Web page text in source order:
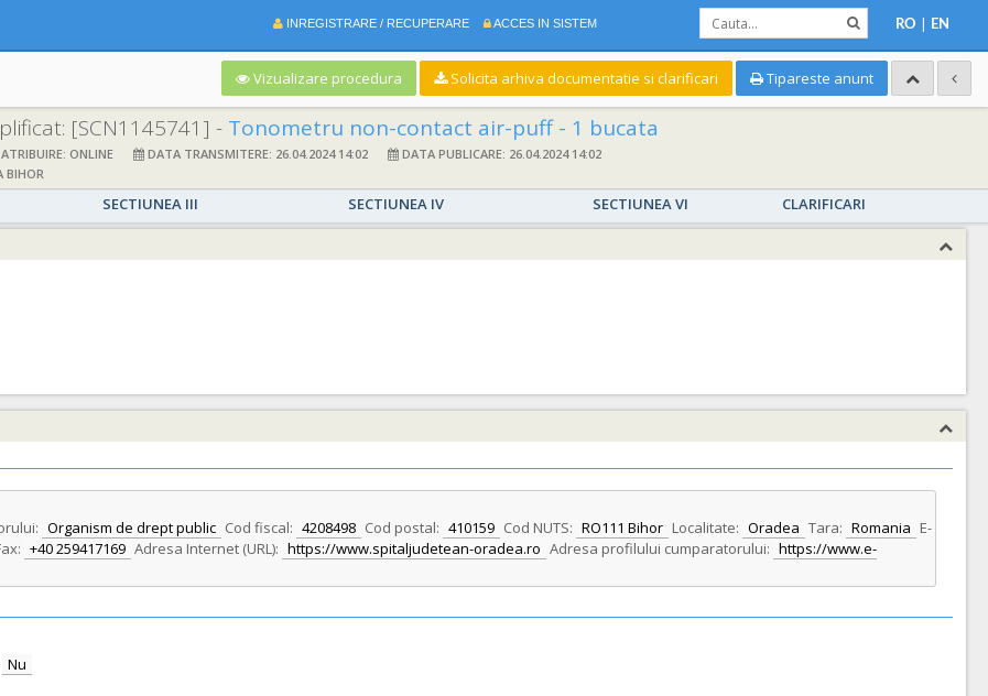
INREGISTRARE / RECUPERARE ACCES IN SISTEM RO | EN
Vizualizare procedura Solicita arhiva documentatie si clarificari Tipareste anunt
[SCN1145741] - Tonometru non-contact air-puff - 1 bucata
ONLINE DATA TRANSMITERE: 26.04.2024 14:02
DATA PUBLICARE: 26.04.2024 14:02
BIHOR
SECTIUNEA III SECTIUNEA IV SECTIUNEA VI CLARIFICARI
Organism de drept public Cod fiscal: 4208498 Cod postal: 410159 Cod NUTS: RO111 Bihor Localitate: Oradea Tara: Romania E-
+40 259417169 Adresa Internet (URL): https://www.spitaljudetean-oradea.ro Adresa profilului cumparatorului: https://www.e-
Nu